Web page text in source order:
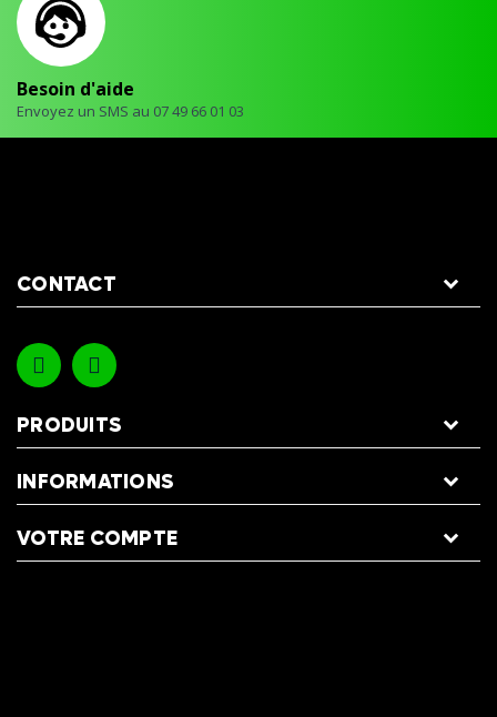
Besoin d'aide
Envoyez un SMS au 07 49 66 01 03
CONTACT
PRODUITS
INFORMATIONS
VOTRE COMPTE